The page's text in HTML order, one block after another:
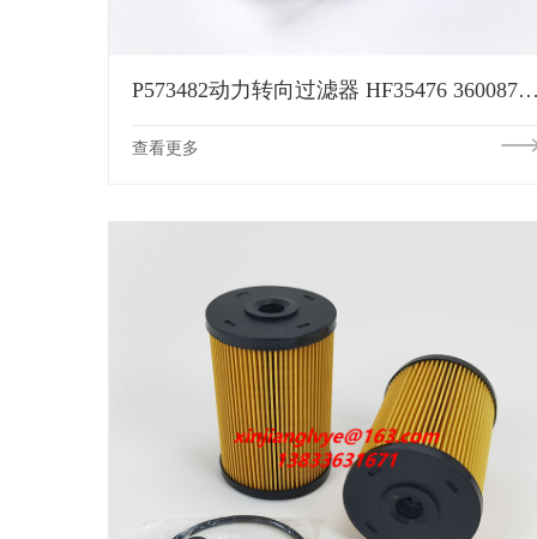
P573482动力转向过滤器 HF35476 3600875 4C4Z3C602AA
查看更多